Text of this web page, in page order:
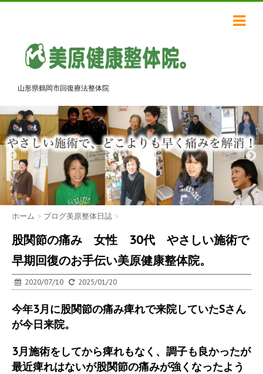
山形県鶴岡市回復療法整体院
ホーム > ブログ美原整体日誌 >
股関節の痛み 女性 30代 やさしい施術で
早期回復のお手伝い美原健康整体院。
2020/07/10 2025/01/20
今年3月に股関節の痛み痺れで来院していたSさん
が今日来院。
3月施術をしてから痺れもなく、調子も良かったが
最近痺れはないが股関節の痛みが強くなったよう